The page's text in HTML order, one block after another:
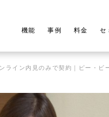
機能 事例 料金 セ
ライン内見のみで契約｜ピー・ビ